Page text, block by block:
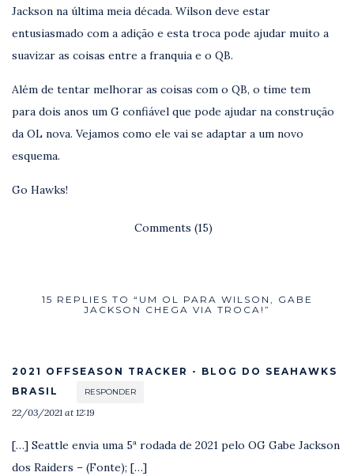
Jackson na última meia década. Wilson deve estar
entusiasmado com a adição e esta troca pode ajudar muito a
suavizar as coisas entre a franquia e o QB.
Além de tentar melhorar as coisas com o QB, o time tem
para dois anos um G confiável que pode ajudar na construção
da OL nova. Vejamos como ele vai se adaptar a um novo
esquema.
Go Hawks!
Comments (15)
15 REPLIES TO “UM OL PARA WILSON, GABE
JACKSON CHEGA VIA TROCA!”
2021 OFFSEASON TRACKER - BLOG DO SEAHAWKS
BRASIL
RESPONDER
22/03/2021 at 12:19
[…] Seattle envia uma 5ª rodada de 2021 pelo OG Gabe Jackson
dos Raiders – (Fonte); […]